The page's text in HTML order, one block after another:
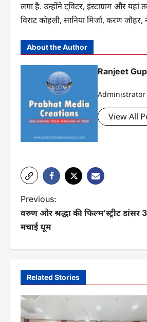
लगा है. उन्होंने ट्विटर, इंस्टाग्राम और यहां
विराट कोहली, सानिया मिर्जा, करण
About the Author
Ranjeet
Administrator
View All
P
o
n
a
v
Previous:
वरुण और श्रद्धा की फिल्म’स्ट्रीट डांसर
मचाई धूम
Related Stories